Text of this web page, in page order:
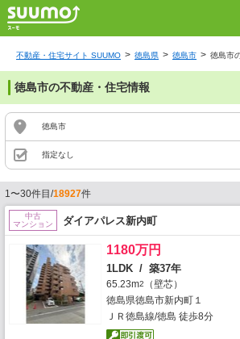
不動産・住宅サイト SUUMO 徳島県 徳島市 徳島市
徳島市の不動産・住宅情報
徳島市
指定なし
1〜30件目/18927件
中古
マンション
ダイアパレス新内町
1180万円
1LDK / 築37年
65.23m2
（壁芯）
徳島県徳島市新内町１
ＪＲ徳島線/徳島 徒歩8分